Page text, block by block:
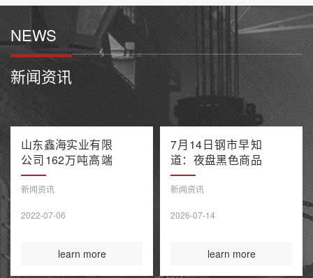
NEWS
新闻资讯
山东鑫海实业有限
公司162万吨高端
不锈钢项目产能置
换方案公示
新闻资讯
2022-07-06
learn more
7月14日钢市早知
道：夜盘黑色商品
多数收跌 阿联酋
油轮在霍尔木兹海
伦特原油涨超9%
新闻资讯
2026-07-14
learn more